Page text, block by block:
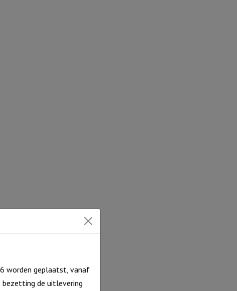
worden geplaatst, vanaf
bezetting de uitlevering